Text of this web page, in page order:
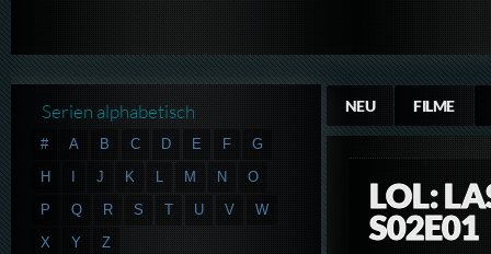
NEU FILME
LOL:
S02E01
Serien alphabetisch
# A B C D E F
G
H
I J K L M N
O
P
Q R S T U V
W
X
Y Z